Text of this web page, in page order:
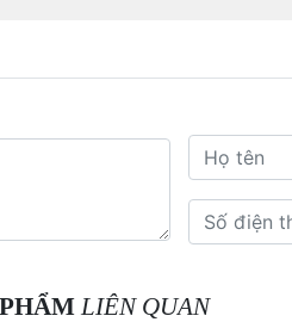
LIÊN QUAN